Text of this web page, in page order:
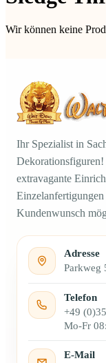
Wir können keine
Ihr Spezialist in
Dekorationsfiguren!
extravagante
Kundenwunsch
Adresse
Parkweg
Telefon
+49
Mo-Fr
E-Mail